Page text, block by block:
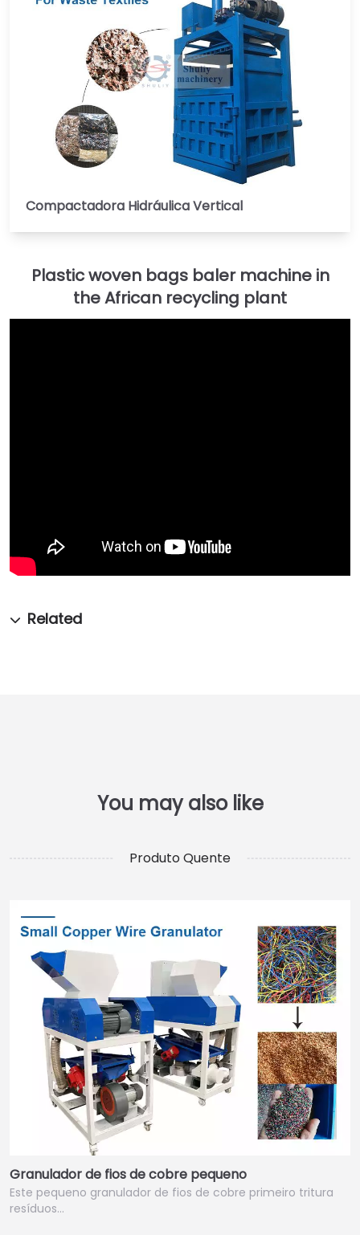
Compactadora Hidráulica Vertical
Produto Quente
Granulador de fios de cobre pequeno
Este pequeno granulador de fios de cobre primeiro tritura
resíduos…